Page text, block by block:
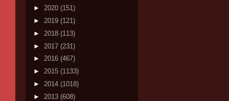
► 2020 (151)
► 2019 (121)
► 2018 (113)
► 2017 (231)
► 2016 (467)
► 2015 (1133)
► 2014 (1018)
► 2013 (608)